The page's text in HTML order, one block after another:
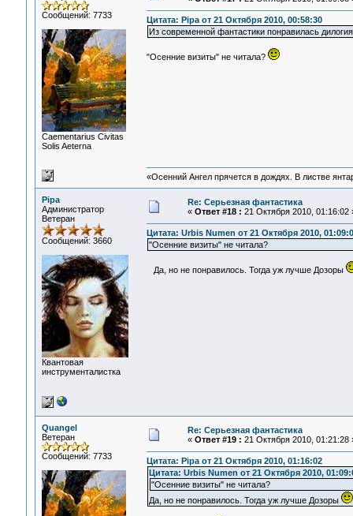
Сообщений: 7733
Сaementarius Civitas
Solis Aeterna
Цитата: Pipa от 21 Октября 2010, 00:58:30
Из современной фантастики понравилась
"Осенние визиты" не читала?
«Осенний Ангел прячется в дождях. В листве
Pipa
Администратор
Ветеран
Сообщений: 3660
Квантовая
инструменталистка
Re: Серьезная фантастика
« Ответ #18 : 21 Октября 2010, 01:16:02
Цитата: Urbis Numen от 21 Октября 2010,
"Осенние визиты" не читала?
Да, но не понравилось. Тогда уж лучше Дозоры
Quangel
Ветеран
Сообщений: 7733
Re: Серьезная фантастика
« Ответ #19 : 21 Октября 2010, 01:21:28
Цитата: Pipa от 21 Октября 2010, 01:16:02
Цитата: Urbis Numen от 21 Октября 2010,
"Осенние визиты" не читала?
Да, но не понравилось. Тогда уж лучше Дозоры